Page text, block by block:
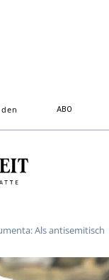
ABO
Als antisemitisch